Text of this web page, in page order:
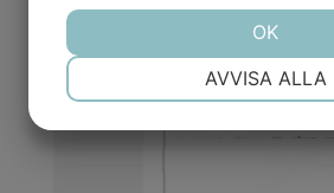
MARKNADSFÖRING
AVVISA ALLA
OK